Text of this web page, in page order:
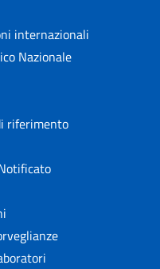
internazionali
Nazionale
riferimento